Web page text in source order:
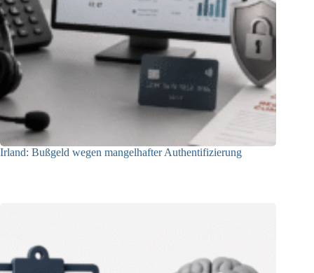
Irland: Bußgeld wegen mangelhafter Authentifizierung